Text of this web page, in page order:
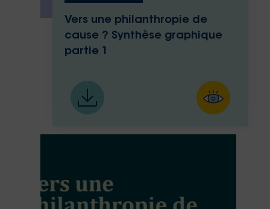
Vers une philanthropie de
cause ? Synthèse graphique
partie 1